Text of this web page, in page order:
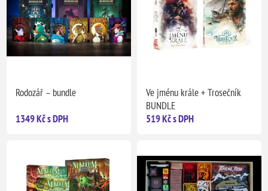
Rodozář – bundle
1349 Kč s DPH
Ve jménu krále + Trosečník
BUNDLE
519 Kč s DPH